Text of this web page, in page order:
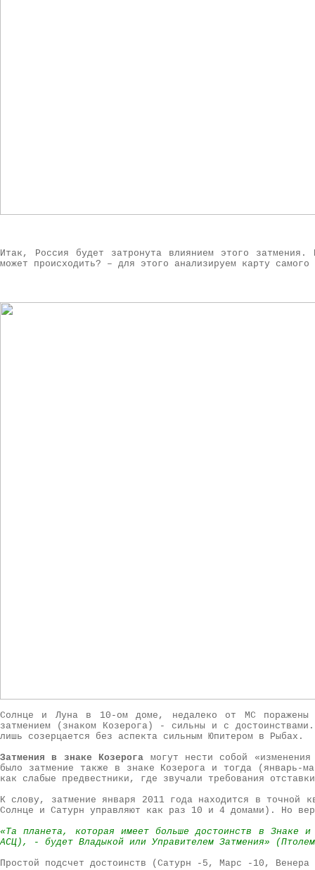
Итак, Россия будет затронута влиянием этого
может происходить? – для этого анализируем карту
Солнце и Луна в 10-ом доме, недалеко от МС поражены
затмением (знаком Козерога) - сильны и с
лишь созерцается без аспекта сильным Юпитером в Рыбах.
Затмения в знаке Козерога могут нести собой
было затмение также в знаке Козерога и тогда (январь-
как слабые предвестники, где звучали требования
К слову, затмение января 2011 года находится в точной
Солнце и Сатурн управляют как раз 10 и 4 домами). Но
«Та планета, которая имеет больше достоинств в Знаке
АСЦ), - будет Владыкой или Управителем Затмения»
Простой подсчет достоинств (Сатурн -5, Марс -10,